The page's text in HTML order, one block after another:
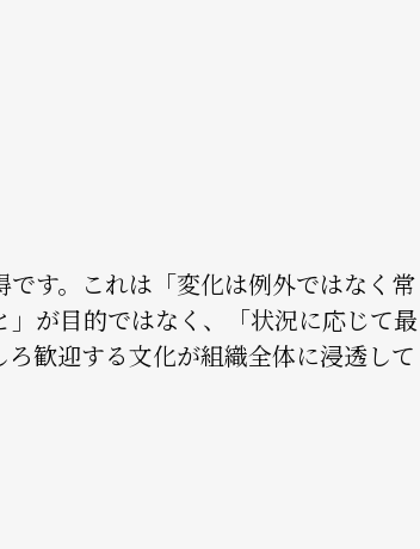
す。これは「変化は例外ではなく常
が目的ではなく、「状況に応じて最
歓迎する文化が組織全体に浸透して